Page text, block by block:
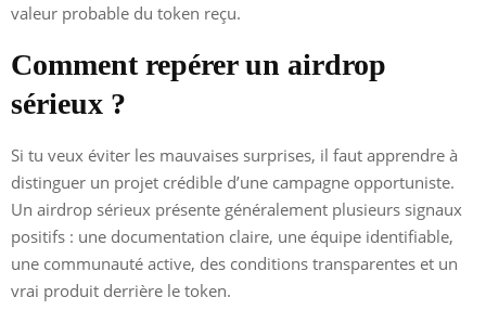
valeur probable du token reçu.
Comment repérer un airdrop
sérieux ?
Si tu veux éviter les mauvaises surprises, il faut apprendre à
distinguer un projet crédible d’une campagne opportuniste.
Un airdrop sérieux présente généralement plusieurs signaux
positifs : une documentation claire, une équipe identifiable,
une communauté active, des conditions transparentes et un
vrai produit derrière le token.